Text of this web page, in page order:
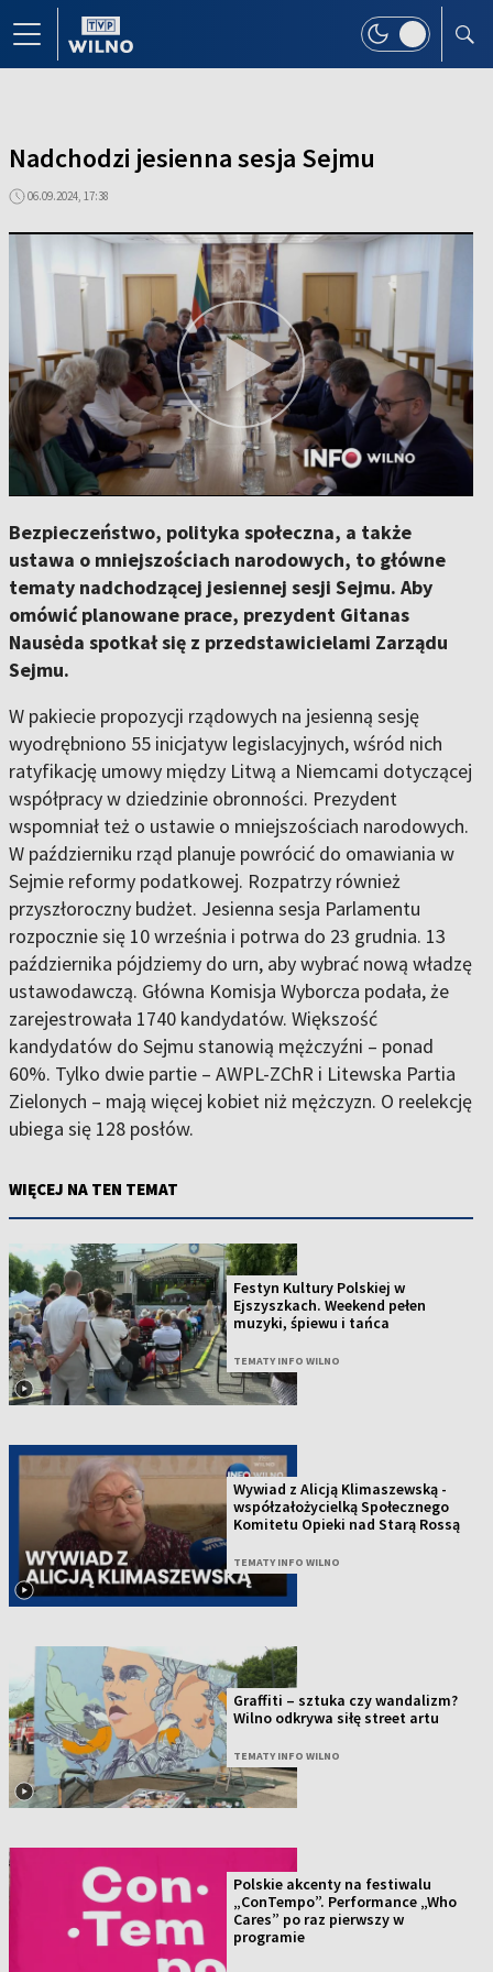
Nadchodzi jesienna sesja Sejmu
06.09.2024, 17:38
Bezpieczeństwo, polityka społeczna, a także
ustawa o mniejszościach narodowych, to główne
tematy nadchodzącej jesiennej sesji Sejmu. Aby
omówić planowane prace, prezydent Gitanas
Nausėda spotkał się z przedstawicielami Zarządu
Sejmu.
W pakiecie propozycji rządowych na jesienną sesję
wyodrębniono 55 inicjatyw legislacyjnych, wśród nich
ratyfikację umowy między Litwą a Niemcami dotyczącej
współpracy w dziedzinie obronności. Prezydent
wspomniał też o ustawie o mniejszościach narodowych.
W październiku rząd planuje powrócić do omawiania w
Sejmie reformy podatkowej. Rozpatrzy również
przyszłoroczny budżet. Jesienna sesja Parlamentu
rozpocznie się 10 września i potrwa do 23 grudnia. 13
października pójdziemy do urn, aby wybrać nową władzę
ustawodawczą. Główna Komisja Wyborcza podała, że
zarejestrowała 1740 kandydatów. Większość
kandydatów do Sejmu stanowią mężczyźni – ponad
60%. Tylko dwie partie – AWPL-ZChR i Litewska Partia
Zielonych – mają więcej kobiet niż mężczyzn. O reelekcję
ubiega się 128 posłów.
WIĘCEJ NA TEN TEMAT
Festyn Kultury Polskiej w
Ejszyszkach. Weekend pełen
muzyki, śpiewu i tańca
TEMATY INFO WILNO
Wywiad z Alicją Klimaszewską -
współzałożycielką Społecznego
Komitetu Opieki nad Starą Rossą
TEMATY INFO WILNO
Graffiti – sztuka czy wandalizm?
Wilno odkrywa siłę street artu
TEMATY INFO WILNO
Polskie akcenty na festiwalu
„ConTempo”. Performance „Who
Cares” po raz pierwszy w
programie